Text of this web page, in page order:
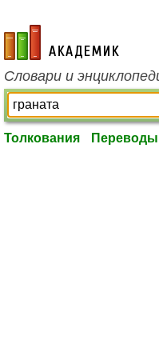
academic.ru
Словари и
Толкования Переводы